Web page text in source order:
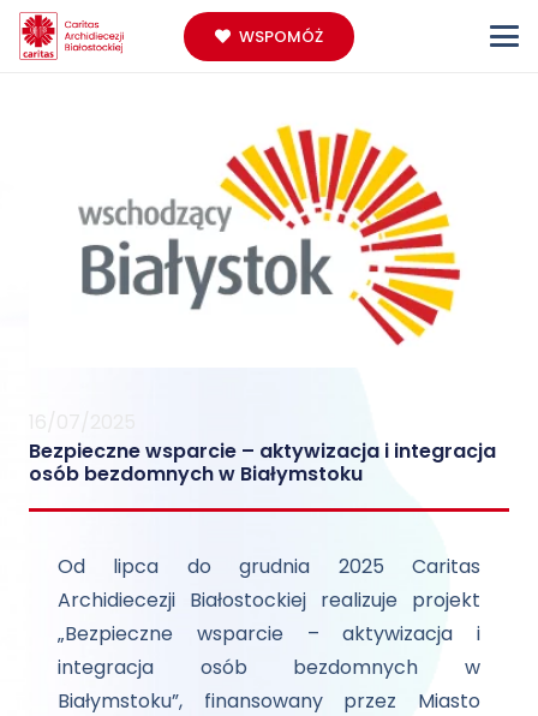
WSPOMÓŻ
Bezpieczne wsparcie – aktywizacja i integracja
osób bezdomnych w Białymstoku
Od lipca do grudnia 2025 Caritas
Archidiecezji Białostockiej realizuje projekt
„Bezpieczne wsparcie – aktywizacja i
integracja osób bezdomnych w
Białymstoku”, finansowany przez Miasto